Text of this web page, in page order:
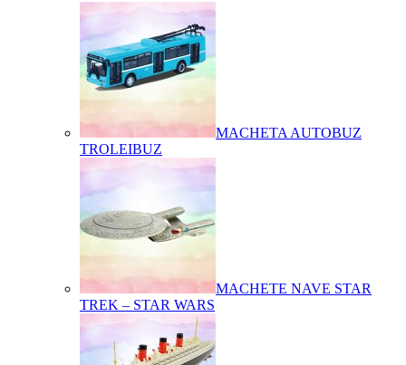
MACHETA AUTOBUZ
TROLEIBUZ
MACHETE NAVE STAR
TREK – STAR WARS